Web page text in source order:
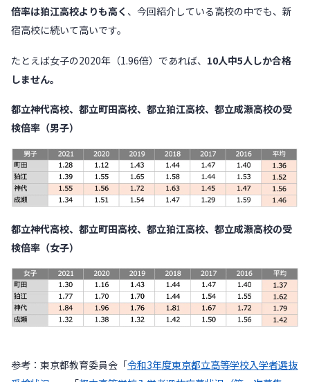
倍率は狛江高校よりも高く 、今回紹介している高校の中でも、新
宿高校に続いて高いです。
たとえば女子の2020年（1.96倍）であれば、 10人中5人しか合格
しません。
都立神代高校、都立町田高校、都立狛江高校、都立成瀬高校の受
検倍率（男子）
都立神代高校、都立町田高校、都立狛江高校、都立成瀬高校の受
検倍率（女子）
参考：東京都教育委員会「令和3年度東京都立高等学校入学者選抜